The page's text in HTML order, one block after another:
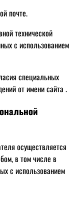
почте.
технической
с использованием
специальных
от имени сайта .
осуществляется
в том числе в
с использованием